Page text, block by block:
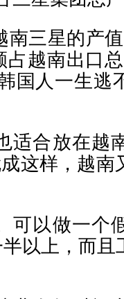
三星的产值
占越南出口
国人一生逃
适合放在越
这样，越南
可以做一个
以上，而且